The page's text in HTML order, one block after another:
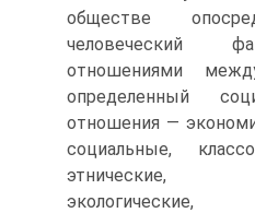
обществе
человеческий
отношениями
определенный
отношения —
социальные,
этнические,
экологические,